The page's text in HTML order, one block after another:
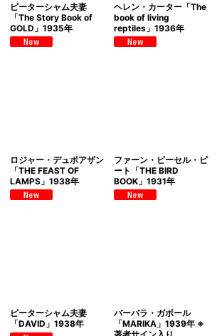
ピーターシャム夫妻
「The Story Book of
GOLD」1935年
ヘレン・カーター「The
book of living
reptiles」1936年
ロジャー・デュボアザン
「THE FEAST OF
LAMPS」1938年
ファーン・ビーセル・ピ
ート「THE BIRD
BOOK」1931年
ピーターシャム夫妻
「DAVID」1938年
バーバラ・ガボール
「MARIKA」1939年 ※